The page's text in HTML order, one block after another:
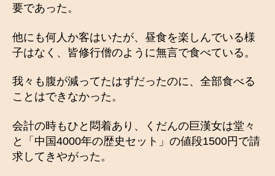
要であった。
他にも何人か客はいたが、昼食を楽しんでいる様
子はなく、皆修行僧のように無言で食べている。
我々も腹が減ってたはずだったのに、全部食べる
ことはできなかった。
会計の時もひと悶着あり、くだんの巨漢女は堂々
と「中国4000年の歴史セット」の値段1500円で請
求してきやがった。